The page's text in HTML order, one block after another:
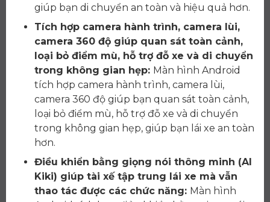
giúp bạn di chuyển an toàn và hiệu quả hơn.
Tích hợp camera hành trình, camera lùi,
camera 360 độ giúp quan sát toàn cảnh,
loại bỏ điểm mù, hỗ trợ đỗ xe và di chuyển
trong không gian hẹp: Màn hình Android
tích hợp camera hành trình, camera lùi,
camera 360 độ giúp bạn quan sát toàn cảnh,
loại bỏ điểm mù, hỗ trợ đỗ xe và di chuyển
trong không gian hẹp, giúp bạn lái xe an toàn
hơn.
Điều khiển bằng giọng nói thông minh (AI
Kiki) giúp tài xế tập trung lái xe mà vẫn
thao tác được các chức năng: Màn hình